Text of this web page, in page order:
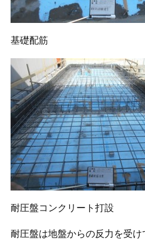
基礎配筋
耐圧盤コンクリート打設
耐圧盤は地盤からの反力を受